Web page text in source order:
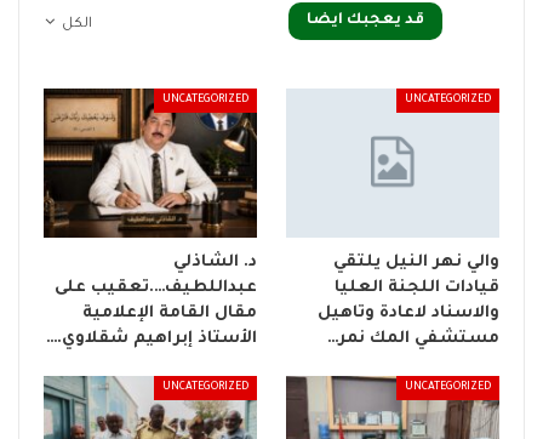
الكل قد يعجبك ايضا
UNCATEGORIZED
والي نهر النيل يلتقي
قيادات اللجنة العليا
والاسناد لاعادة وتاهيل
مستشفي المك نمر…
UNCATEGORIZED
د. الشاذلي
عبداللطيف….تعقيب على
مقال القامة الإعلامية
الأستاذ إبراهيم شقلاوي.…
UNCATEGORIZED
UNCATEGORIZED